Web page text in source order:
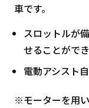
車です。
スロットルが
せることがで
電動アシスト
※モーターを用